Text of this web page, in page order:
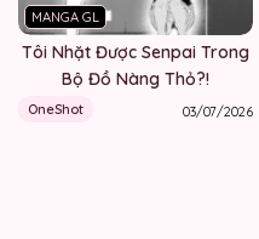
MANGA GL
Tôi Nhặt Được Senpai Trong
Bộ Đồ Nàng Thỏ?!
OneShot 03/07/2026